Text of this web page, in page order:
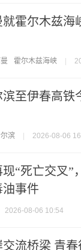
霍尔木兹海
霍尔木兹海峡
至伊春高铁
滨 2026-08-06
“死亡交叉”
事件
2026-08-06 10:54
流桥梁 青